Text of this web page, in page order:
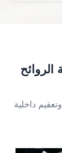
داخلية